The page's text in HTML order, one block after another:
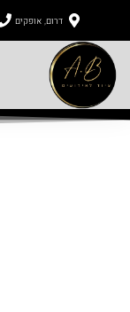
דרום, אופקים